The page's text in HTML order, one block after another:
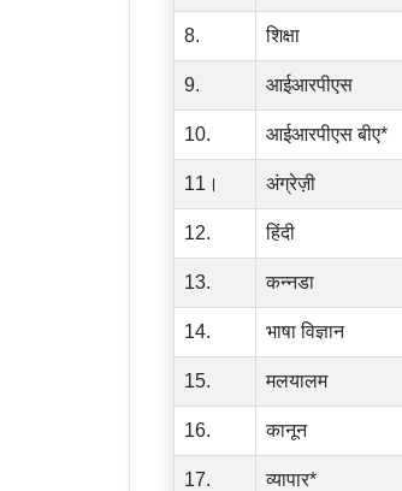
8. शिक्षा
9. आईआरपीएस
10. आईआरपीएस बीए*
11। अंग्रेज़ी
12. हिंदी
13. कन्नडा
14. भाषा विज्ञान
15. मलयालम
16. कानून
17. व्यापार*